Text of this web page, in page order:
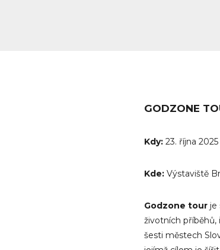
GODZONE
Kdy: 23. října
Kde: Výstaviště
Godzone tour je
životních příběhů,
šesti městech